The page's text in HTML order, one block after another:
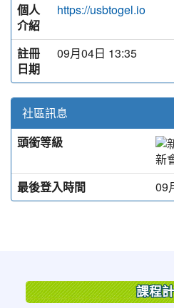
個人
介紹
https://usbtogel.io
註冊
日期
09月04日 13:35
社區訊息
頭銜等級
新
最後登入時間
09
課程